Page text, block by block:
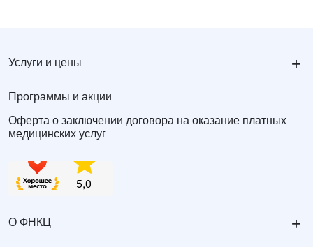
Услуги и цены +
Программы и акции
Оферта о заключении договора на оказание платных
медицинских услуг
О ФНКЦ +